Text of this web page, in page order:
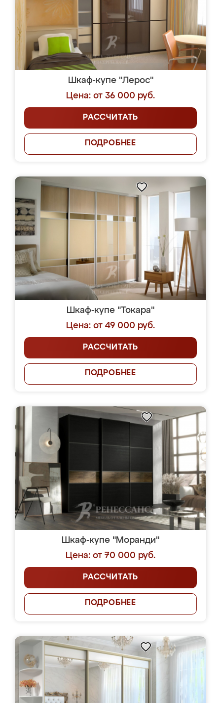
Шкаф-купе "Лерос"
Цена: от 36 000 руб.
РАССЧИТАТЬ
ПОДРОБНЕЕ
Шкаф-купе "Токара"
Цена: от 49 000 руб.
РАССЧИТАТЬ
ПОДРОБНЕЕ
Шкаф-купе "Моранди"
Цена: от 70 000 руб.
РАССЧИТАТЬ
ПОДРОБНЕЕ